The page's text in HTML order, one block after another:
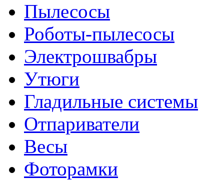
Пылесосы
Роботы-пылесосы
Электрошвабры
Утюги
Гладильные системы
Отпариватели
Весы
Фоторамки